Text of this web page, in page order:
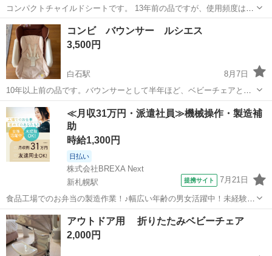
コンパクトチャイルドシートです。 13年前の品ですが、使用頻度は少
ないです。 軽くて小さいのが便利でした。 6年ほど、自宅保管してま
した。
北海道 札幌市 白石駅 ベビー用品
コンビ バウンサー ルシエス
3,500円
白石駅
8月7日
10年以上前の品です。バウンサーとして半年ほど、ベビーチェアとし
て半年ほど使用しました。 よごれ、傷は少なく、綺麗です。 スイン
グ、メロディ、動作確認しました。問題ありません。 ずっと物入れに
入れていたので、シートは自宅洗濯...
北海道 札幌市 白石駅 ベビー用品
≪月収31万円・派遣社員≫機械操作・製造補
助
時給1,300円
日払い
株式会社BREXA Next
新札幌駅
提携サイト 7月21日
食品工場でのお弁当の製造作業！♪幅広い年齢の男女活躍中！未経験活
躍中♪日払い制度あり◎働きやすい空調完備♪車・バイク・自転車通勤
可！安心の社会保険完備！駅から無料送迎あり◎《北海道札幌市厚別
区》 人気の工場のお仕事 【お弁...
北海道 札幌市 新札幌駅 その他
アウトドア用 折りたたみベビーチェア
2,000円